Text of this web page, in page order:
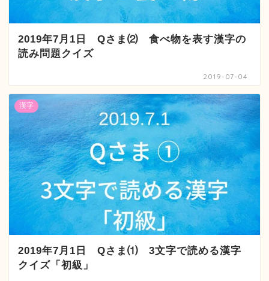
2019年7月1日 Qさま⑵ 食べ物を表す漢字の
読み問題クイズ
2019-07-04
漢字
2019年7月1日 Qさま⑴ 3文字で読める漢字
クイズ「初級」